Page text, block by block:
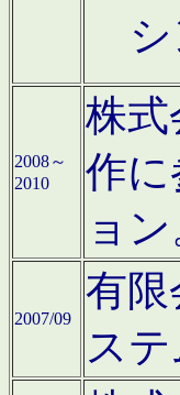
2008～
2010
株式
作
ョン
2007/09
有
ス